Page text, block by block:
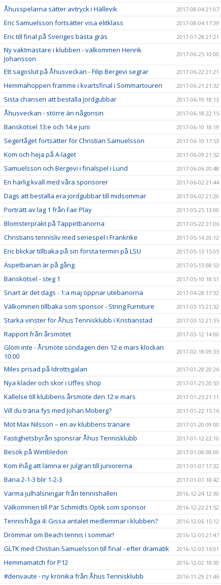
Åhusspelarna sätter avtryck i Hällevik 2017-08-04 21:07
Eric Samuelsson fortsätter visa elitklass 2017-08-04 17:39
Eric till final på Sveriges bästa gräs 2017-07-28 21:21
Ny vaktmästare i klubben - välkommen Henrik
Johansson
2017-06-25 10:00
Ett sagoslut på Åhusveckan - Filip Bergevi segrar 2017-06-22 21:21
Hemmahoppen framme i kvartsfinal i Sommartouren 2017-06-21 21:32
Sista chansen att beställa jordgubbar 2017-06-19 18:13
Åhusveckan - större än någonsin 2017-06-18 22:15
Banskötsel 13:e och 14:e juni 2017-06-10 18:19
Segertåget fortsätter för Christian Samuelsson 2017-06-10 17:53
Kom och heja på A-laget 2017-06-09 21:52
Samuelsson och Bergevi i finalspel i Lund 2017-06-06 20:48
En härlig kväll med våra sponsorer 2017-06-02 21:44
Dags att beställa era jordgubbar till midsommar 2017-06-02 21:20
Porträtt av lag 1 från Fair Play 2017-05-25 13:00
Blomsterprakt på Täppetbanorna 2017-05-22 21:06
Christians tennisliv med seriespel i Frankrike 2017-05-14 20:12
Eric blickar tillbaka på sin första termin på LSU 2017-05-13 15:05
Äspetbanan är på gång 2017-05-13 08:53
Banskötsel - steg 1 2017-05-10 18:51
Snart är det dags - 1:a maj öppnar utebanorna 2017-04-28 17:32
Välkommen tillbaka som sponsor - String Furniture 2017-03-15 21:32
Starka vinster för Åhus Tennisklubb i Kristianstad 2017-03-12 21:35
Rapport från årsmötet 2017-03-12 14:00
Glöm inte - Årsmöte söndagen den 12:e mars klockan
10.00
2017-02-18 09:33
Miles prisad på Idrottsgalan 2017-01-28 20:26
Nya kläder och skor i Uffes shop 2017-01-25 20:53
Kallelse till klubbens årsmöte den 12:e mars 2017-01-23 21:11
Vill du träna fys med Johan Moberg? 2017-01-22 15:16
Möt Max Nilsson – en av klubbens tränare 2017-01-20 09:00
Fastighetsbyrån sponsrar Åhus Tennisklubb 2017-01-12 22:10
Besök på Wimbledon 2017-01-08 08:00
Kom ihåg att lämna er julgran till juniorerna 2017-01-07 17:32
Bana 2-1-3 blir 1-2-3 2017-01-01 18:42
Varma julhälsningar från tennishallen 2016-12-24 12:30
Välkommen till Pär Schmidts Optik som sponsor 2016-12-22 21:52
Tennisfråga 4: Gissa antalet medlemmar i klubben? 2016-12-06 15:12
Drömmar om Beach tennis i sommar! 2016-12-05 21:47
GLTK med Chistian Samuelsson till final - efter dramatik 2016-12-03 16:01
Hemmamatch för P12 2016-12-02 18:30
#denvaute - ny krönika från Åhus Tennisklubb 2016-11-29 21:46